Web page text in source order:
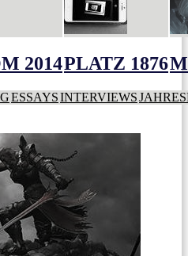
2014PLATZ 1876
ESSAYSINTERVIEWS